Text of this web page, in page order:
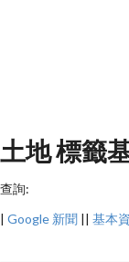
土地 標籤
查詢:
| Google 新聞 || 基本